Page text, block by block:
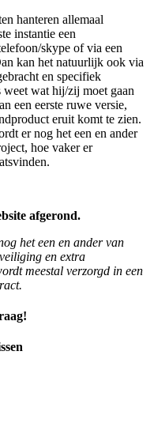
hanteren allemaal
instantie een
skype of via een
kan het natuurlijk ook via
en specifiek
weet wat hij/zij moet gaan
een eerste ruwe versie,
eruit komt te zien.
er nog het een en ander
hoe vaker er
afgerond.
het een en ander van
en extra
meestal verzorgd in een